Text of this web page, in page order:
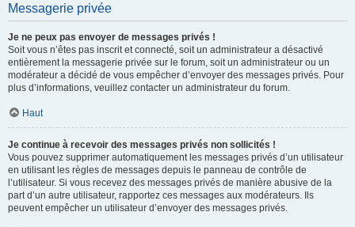
Messagerie privée
Je ne peux pas envoyer de messages privés !
Soit vous n’êtes pas inscrit et connecté, soit un administrateur a désactivé
entièrement la messagerie privée sur le forum, soit un administrateur ou un
modérateur a décidé de vous empêcher d’envoyer des messages privés. Pour
plus d’informations, veuillez contacter un administrateur du forum.
Haut
Je continue à recevoir des messages privés non sollicités !
Vous pouvez supprimer automatiquement les messages privés d’un utilisateur
en utilisant les règles de messages depuis le panneau de contrôle de
l’utilisateur. Si vous recevez des messages privés de manière abusive de la
part d’un autre utilisateur, rapportez ces messages aux modérateurs. Ils
peuvent empêcher un utilisateur d’envoyer des messages privés.